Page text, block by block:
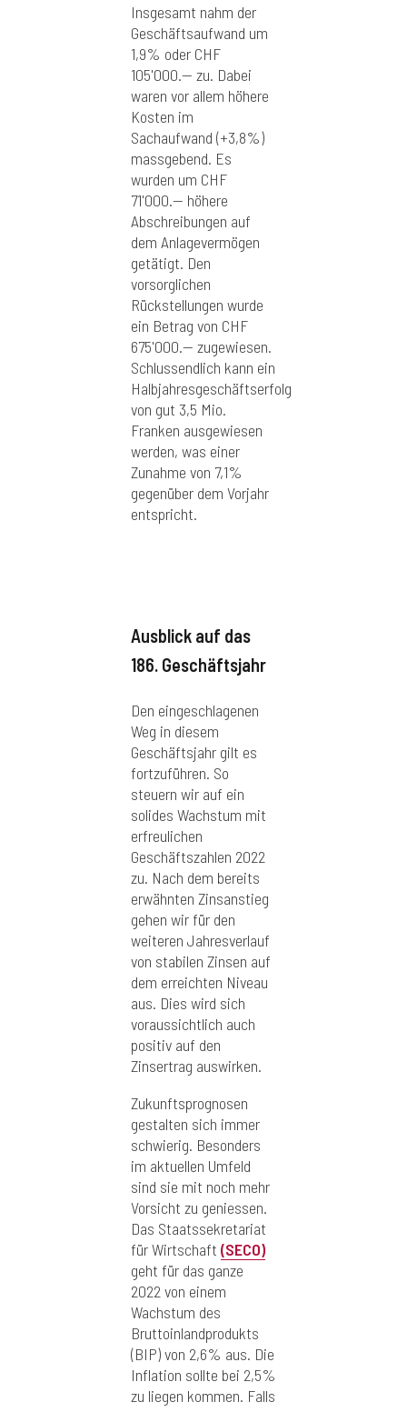
Insgesamt nahm der
Geschäftsaufwand um
1,9% oder CHF
105'000.-- zu. Dabei
waren vor allem höhere
Kosten im
Sachaufwand (+3,8%)
massgebend. Es
wurden um CHF
71'000.-- höhere
Abschreibungen auf
dem Anlagevermögen
getätigt. Den
vorsorglichen
Rückstellungen wurde
ein Betrag von CHF
675'000.-- zugewiesen.
Schlussendlich kann ein
Halbjahresgeschäftserfolg
von gut 3,5 Mio.
Franken ausgewiesen
werden, was einer
Zunahme von 7,1%
gegenüber dem Vorjahr
entspricht.
Ausblick auf das
186. Geschäftsjahr
Den eingeschlagenen
Weg in diesem
Geschäftsjahr gilt es
fortzuführen. So
steuern wir auf ein
solides Wachstum mit
erfreulichen
Geschäftszahlen 2022
zu. Nach dem bereits
erwähnten Zinsanstieg
gehen wir für den
weiteren Jahresverlauf
von stabilen Zinsen auf
dem erreichten Niveau
aus. Dies wird sich
voraussichtlich auch
positiv auf den
Zinsertrag auswirken.
Zukunftsprognosen
gestalten sich immer
schwierig. Besonders
im aktuellen Umfeld
sind sie mit noch mehr
Vorsicht zu geniessen.
Das Staatssekretariat
für Wirtschaft (SECO)
geht für das ganze
2022 von einem
Wachstum des
Bruttoinlandprodukts
(BIP) von 2,6% aus. Die
Inflation sollte bei 2,5%
zu liegen kommen. Falls